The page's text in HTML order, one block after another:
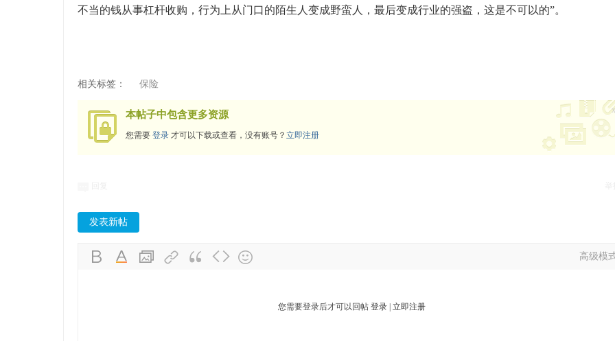
不当的钱从事杠杆收购，行为上从门口的陌生人变成野蛮人，最后变成行业的强盗，这是不可以的”。
相关标签： 保险
本帖子中包含更多资源
您需要 登录 才可以下载或查看，没有账号？ 立即注册
x
发表新帖
高级模
您需要登录后才可以回帖 登录| 立即注册